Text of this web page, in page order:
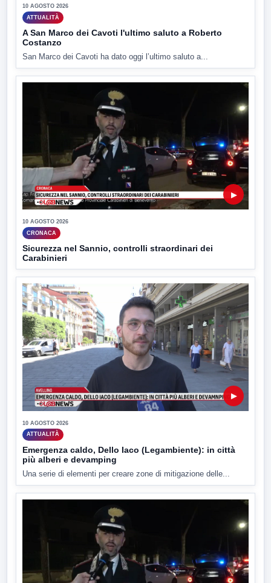
10 AGOSTO 2026
ATTUALITÀ
A San Marco dei Cavoti l'ultimo saluto a Roberto
Costanzo
San Marco dei Cavoti ha dato oggi l’ultimo saluto a...
▶
10 AGOSTO 2026
CRONACA
Sicurezza nel Sannio, controlli straordinari dei
Carabinieri
▶
10 AGOSTO 2026
ATTUALITÀ
Emergenza caldo, Dello Iaco (Legambiente): in città
più alberi e devamping
Una serie di elementi per creare zone di mitigazione delle...